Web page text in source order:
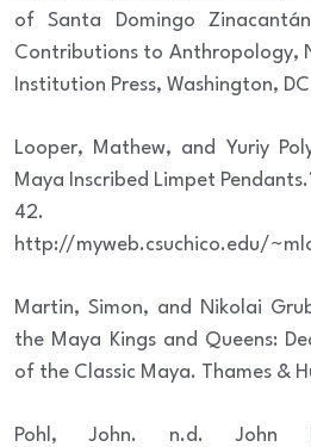
of Santa Domingo
Contributions to Anthropology,
Institution Press, Washington,
Looper, Mathew, and Yuriy
Maya Inscribed Limpet
42.
http://myweb.csuchico.edu/
Martin, Simon, and Nikolai
the Maya Kings and Queens:
of the Classic Maya. Thames &
Pohl, John. n.d. John